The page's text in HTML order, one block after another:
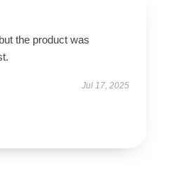
the product was
Jul 17, 2025